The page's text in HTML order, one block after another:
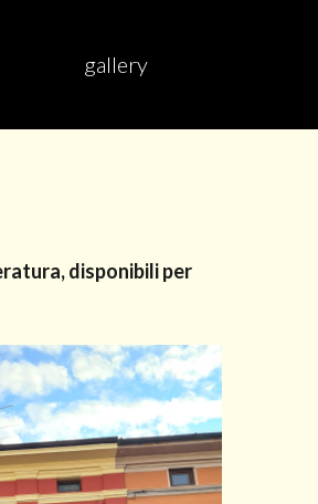
gallery
disponibili per